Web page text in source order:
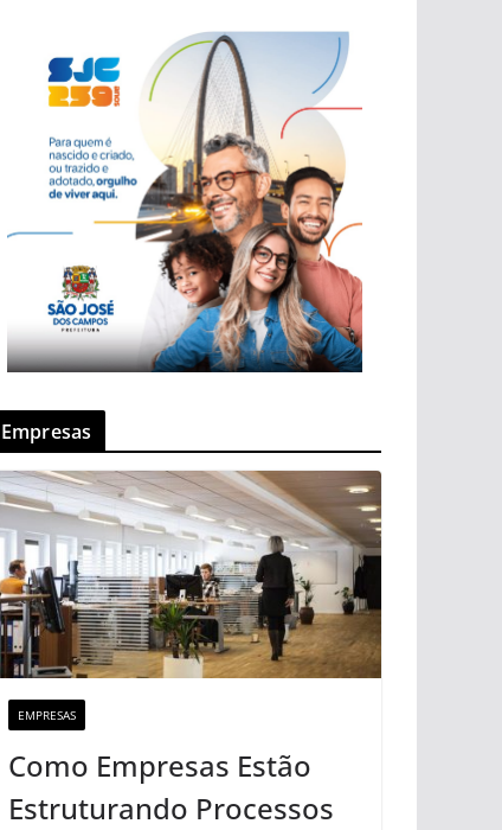
Empresas
EMPRESAS
Como Empresas Estão
Estruturando Processos